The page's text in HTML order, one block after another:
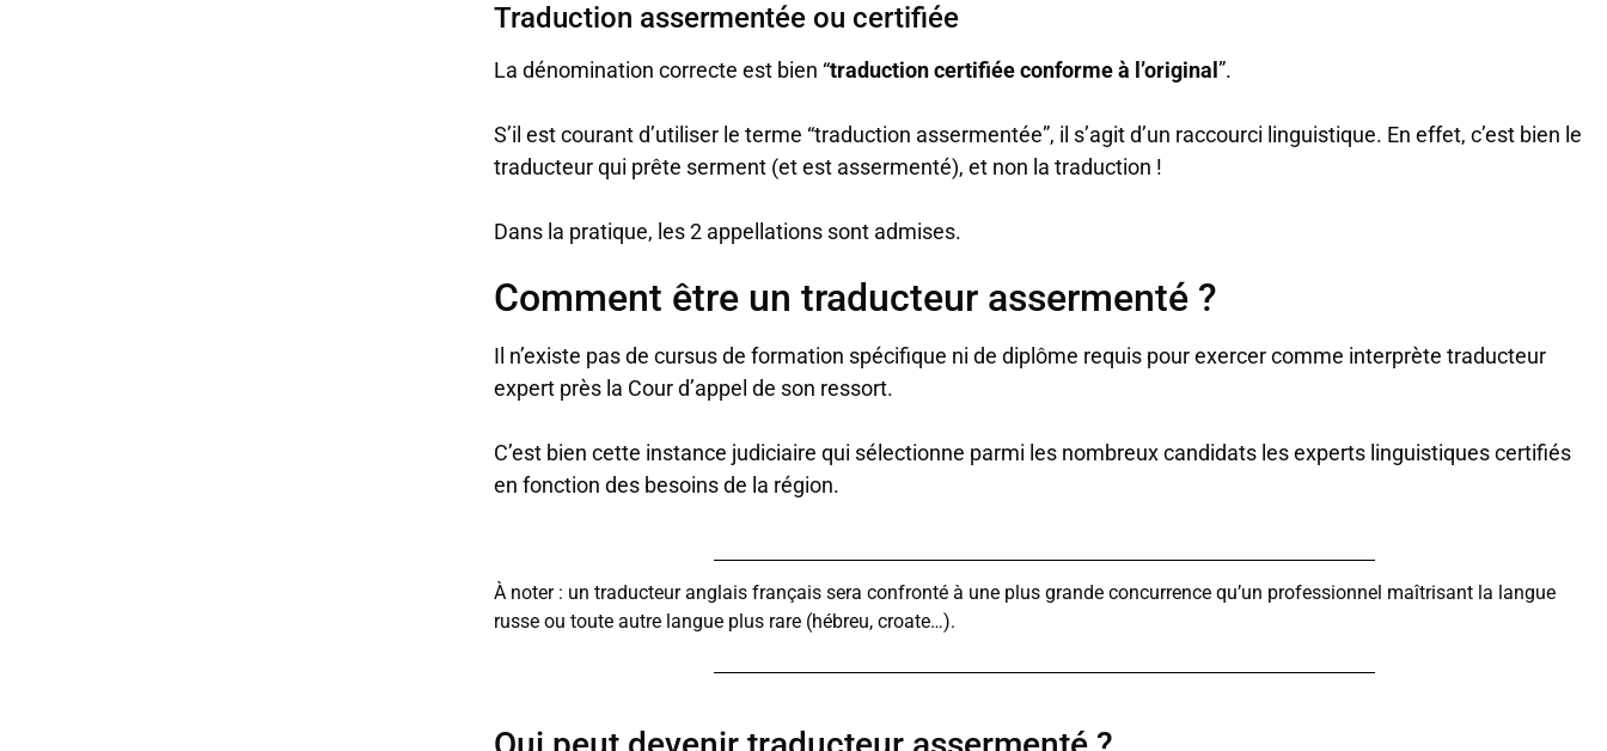
Traduction assermentée ou certifiée
La dénomination correcte est bien “traduction certifiée conforme à l’original”.
S’il est courant d’utiliser le terme “traduction assermentée”, il s’agit d’un raccourci linguistique. En effet, c’est bien le
traducteur qui prête serment (et est assermenté), et non la traduction !
Dans la pratique, les 2 appellations sont admises.
Comment être un traducteur assermenté ?
Il n’existe pas de cursus de formation spécifique ni de diplôme requis pour exercer comme interprète traducteur
expert près la Cour d’appel de son ressort.
C’est bien cette instance judiciaire qui sélectionne parmi les nombreux candidats les experts linguistiques certifiés
en fonction des besoins de la région.
À noter : un traducteur anglais français sera confronté à une plus grande concurrence qu’un professionnel maîtrisant la langue
russe ou toute autre langue plus rare (hébreu, croate…).